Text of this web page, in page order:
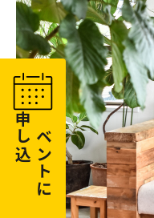
イベントに
申し込む